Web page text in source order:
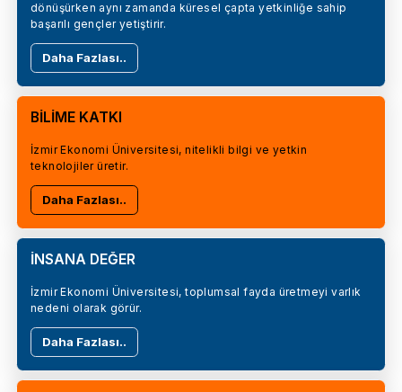
dönüşürken aynı zamanda küresel çapta yetkinliğe sahip
başarılı gençler yetiştirir.
Daha Fazlası..
BİLİME KATKI
İzmir Ekonomi Üniversitesi, nitelikli bilgi ve yetkin
teknolojiler üretir.
Daha Fazlası..
İNSANA DEĞER
İzmir Ekonomi Üniversitesi, toplumsal fayda üretmeyi varlık
nedeni olarak görür.
Daha Fazlası..